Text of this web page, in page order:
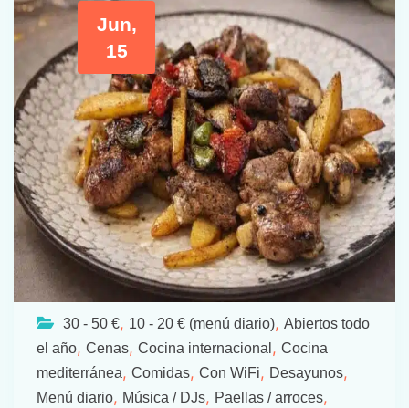
Jun,
15
30 - 50 €, 10 - 20 € (menú diario), Abiertos todo
el año, Cenas, Cocina internacional , Cocina
mediterránea, Comidas, Con WiFi, Desayunos,
Menú diario, Música / DJs, Paellas / arroces,